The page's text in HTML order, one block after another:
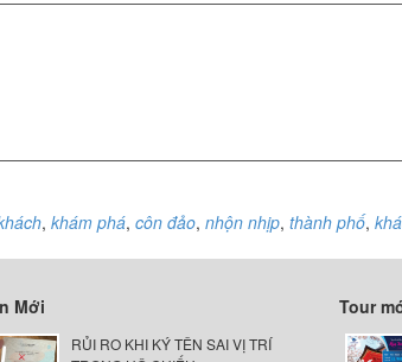
, khám phá, côn đảo, nhộn nhịp, thành phố,
Mới
RỦI RO KHI KÝ TÊN SAI VỊ TRÍ
Tour